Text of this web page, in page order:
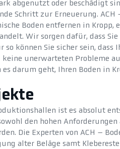
abgenutzt oder beschädigt
Schritt zur Erneuerung. ACH
Boden entfernen in Kropp,
Wir sorgen dafür, dass
können Sie sicher sein, dass
unerwarteten Probleme
darum geht, Ihren Boden in
ist es absolut
den hohen
Die Experten von ACH –
alter Beläge samt